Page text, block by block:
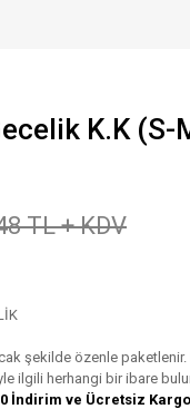
K.K (S-
TL + KDV
şekilde özenle paketlenir.
ilgili herhangi bir ibare
İndirim ve Ücretsiz